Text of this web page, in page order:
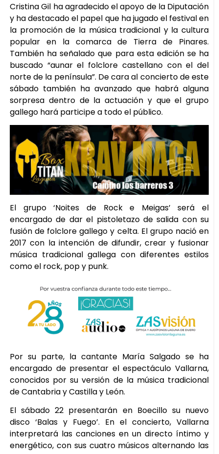
Cristina Gil ha agradecido el apoyo de la Diputación
y ha destacado el papel que ha jugado el festival en
la promoción de la música tradicional y la cultura
popular en la comarca de Tierra de Pinares.
También ha señalado que para esta edición se ha
buscado “aunar el folclore castellano con el del
norte de la península”. De cara al concierto de este
sábado también ha avanzado que habrá alguna
sorpresa dentro de la actuación y que el grupo
gallego hará participe a todo el público.
El grupo ‘Noites de Rock e Meigas’ será el
encargado de dar el pistoletazo de salida con su
fusión de folclore gallego y celta. El grupo nació en
2017 con la intención de difundir, crear y fusionar
música tradicional gallega con diferentes estilos
como el rock, pop y punk.
Por su parte, la cantante María Salgado se ha
encargado de presentar el espectáculo Vallarna,
conocidos por su versión de la música tradicional
de Cantabria y Castilla y León.
El sábado 22 presentarán en Boecillo su nuevo
disco ‘Balas y Fuego’. En el concierto, Vallarna
interpretará las canciones en un directo íntimo y
energético, con sus cuatro músicos alternando las